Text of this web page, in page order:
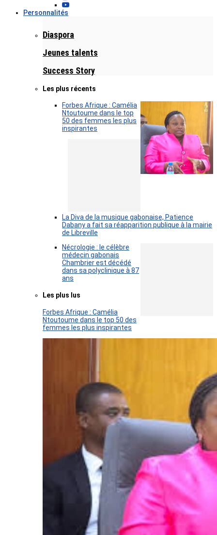
Personnalités
Diaspora
Jeunes talents
Success Story
Les plus récents
Forbes Afrique : Camélia
Ntoutoume dans le top
50 des femmes les plus
inspirantes
La Diva de la musique gabonaise, Patience
Dabany a fait sa réapparition publique à la mairie
de Libreville
Nécrologie : le célèbre
médecin gabonais
Chambrier est décédé
dans sa polyclinique à 87
ans
Les plus lus
Forbes Afrique : Camélia
Ntoutoume dans le top 50 des
femmes les plus inspirantes